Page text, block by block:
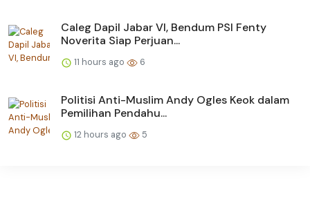
Caleg Dapil Jabar VI, Bendum PSI Fenty
Noverita Siap Perjuan...
11 hours ago 6
Politisi Anti-Muslim Andy Ogles Keok dalam
Pemilihan Pendahu...
12 hours ago 5